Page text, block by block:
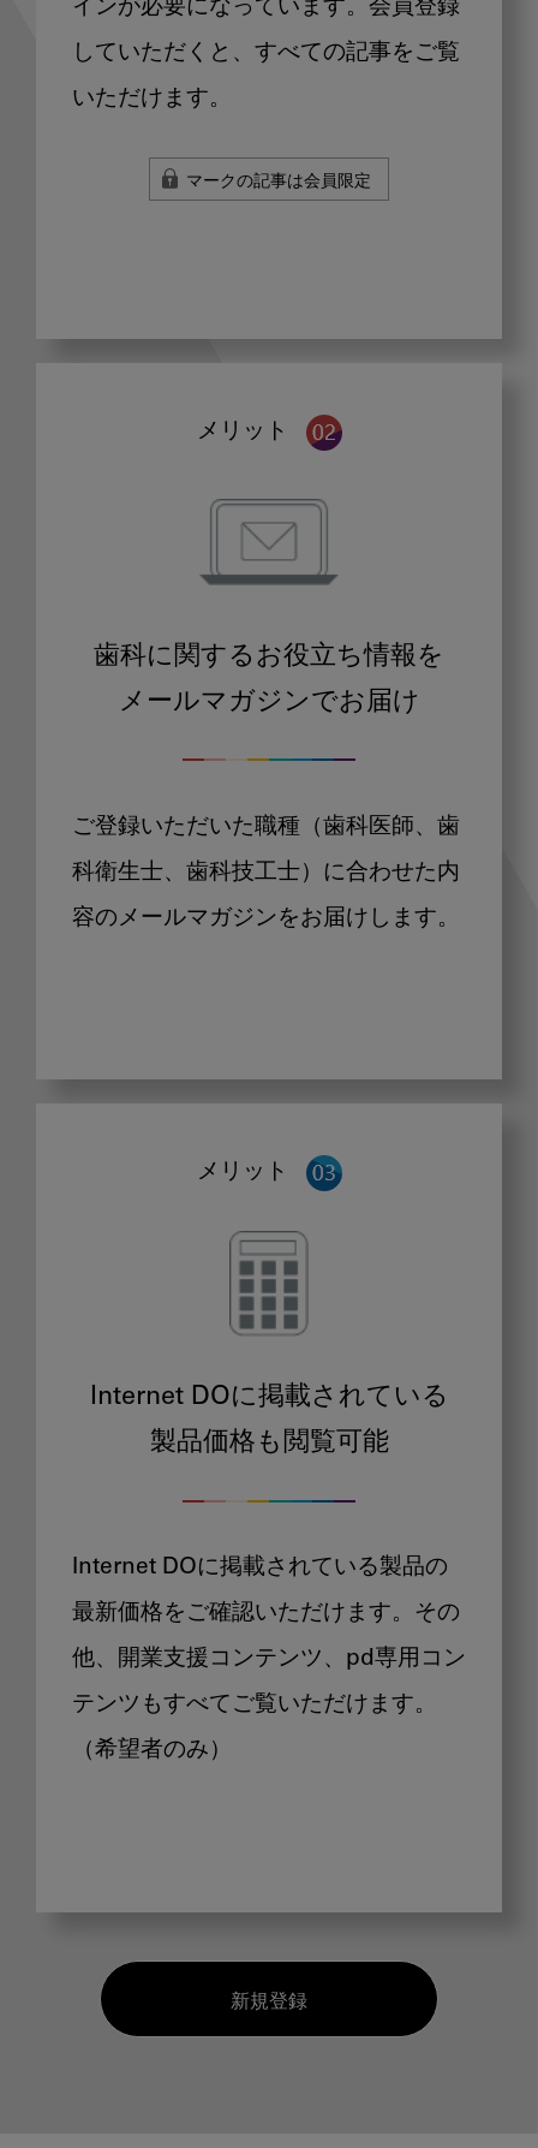
インが必要になっています。会員登録
していただくと、すべての記事をご覧
いただけます。
マークの記事は会員限定
メリット
歯科に関するお役立ち情報を
メールマガジンでお届け
ご登録いただいた職種（歯科医師、歯
科衛生士、歯科技工士）に合わせた内
容のメールマガジンをお届けします。
メリット
Internet DOに掲載されている
製品価格も閲覧可能
Internet DOに掲載されている製品の
最新価格をご確認いただけます。その
他、開業支援コンテンツ、pd専用コン
テンツもすべてご覧いただけます。
（希望者のみ）
新規登録